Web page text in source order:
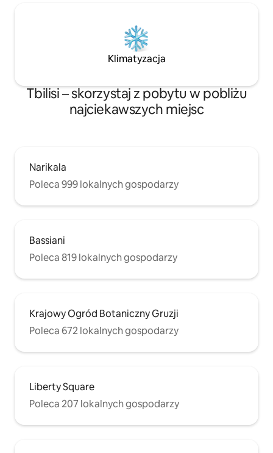
Klimatyzacja
Tbilisi – skorzystaj z pobytu w pobliżu
najciekawszych miejsc
Narikala
Poleca 999 lokalnych gospodarzy
Bassiani
Poleca 819 lokalnych gospodarzy
Krajowy Ogród Botaniczny Gruzji
Poleca 672 lokalnych gospodarzy
Liberty Square
Poleca 207 lokalnych gospodarzy